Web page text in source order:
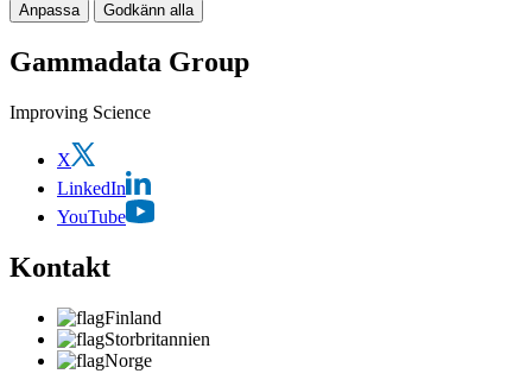
Anpassa Godkänn alla
Gammadata Group
Improving Science
X
LinkedIn
YouTube
Kontakt
Finland
Storbritannien
Norge